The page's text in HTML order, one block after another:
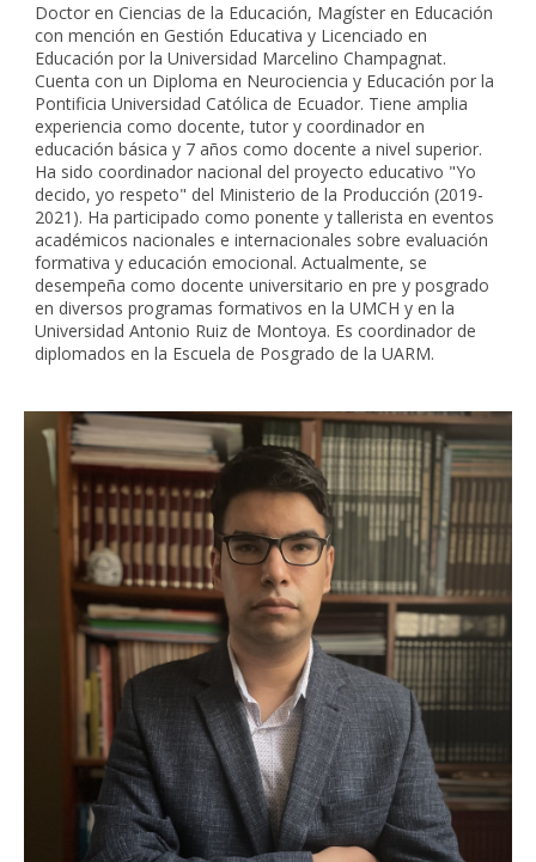
Doctor en Ciencias de la Educación, Magíster en Educación
con mención en Gestión Educativa y Licenciado en
Educación por la Universidad Marcelino Champagnat.
Cuenta con un Diploma en Neurociencia y Educación por la
Pontificia Universidad Católica de Ecuador. Tiene amplia
experiencia como docente, tutor y coordinador en
educación básica y 7 años como docente a nivel superior.
Ha sido coordinador nacional del proyecto educativo "Yo
decido, yo respeto" del Ministerio de la Producción (2019-
2021). Ha participado como ponente y tallerista en eventos
académicos nacionales e internacionales sobre evaluación
formativa y educación emocional. Actualmente, se
desempeña como docente universitario en pre y posgrado
en diversos programas formativos en la UMCH y en la
Universidad Antonio Ruiz de Montoya. Es coordinador de
diplomados en la Escuela de Posgrado de la UARM.